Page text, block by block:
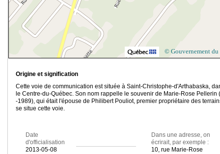
© Gouvernement du
Origine et signification
Cette voie de communication est située à Saint-Christophe-d'Arthabaska,
le Centre-du-Québec. Son nom rappelle le souvenir de Marie-Rose Pellerin
-1989), qui était l'épouse de Philibert Pouliot, premier propriétaire des
se situe cette voie.
Date
d'officialisation
2013-05-08
Dans une adresse, on
écrirait, par exemple :
10, rue Marie-Rose